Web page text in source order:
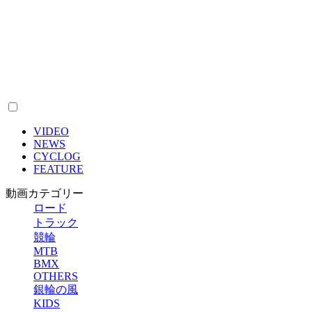
VIDEO
NEWS
CYCLOG
FEATURE
動画カテゴリー
ロード
トラック
競輪
MTB
BMX
OTHERS
銀輪の風
KIDS